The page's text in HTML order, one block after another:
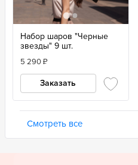
Набор шаров "Черные
звезды" 9 шт.
5 290₽
Заказать
Смотреть все